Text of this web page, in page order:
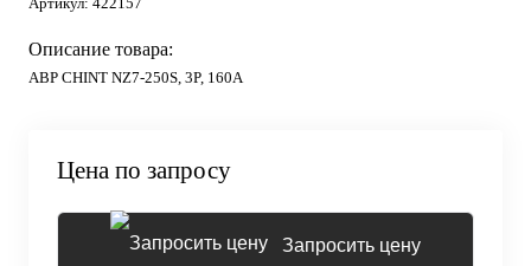
Описание товара:
АВР CHINT NZ7-250S, 3P, 160А
Цена по запросу
Запросить цену